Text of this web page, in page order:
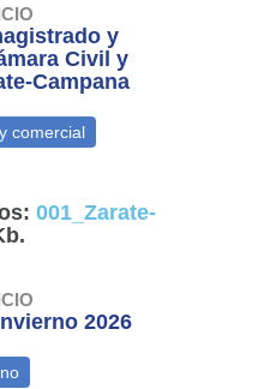
y
Civil y
Campana
001_Zarate-
2026